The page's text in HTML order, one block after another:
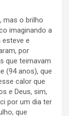
mas o brilho
imaginando a
esteve e
por
que teimavam
(94 anos), que
calor que
e Deus, sim,
por um dia ter
que